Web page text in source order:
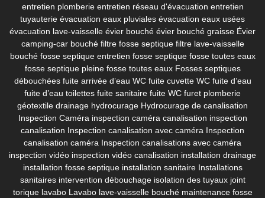
entretien plomberie entretien réseau d'évacuation entretien
tuyauterie évacuation eaux pluviales évacuation eaux usées
évacuation lave-vaisselle évier bouché évier bouché graisse Évier
camping-car bouché filtre fosse septique filtre lave-vaisselle
bouché fosse septique entretien fosse septique fosse toutes eaux
fosse septique pleine fosse toutes eaux Fosses septiques
débouchées fuite arrivée d’eau WC fuite cuvette WC fuite d’eau
fuite d’eau toilettes fuite sanitaire fuite WC furet plomberie
géotextile drainage hydrocurage Hydrocurage de canalisation
Inspection Caméra inspection caméra canalisation inspection
canalisation Inspection canalisation avec caméra Inspection
canalisation caméra Inspection canalisations avec caméra
inspection vidéo inspection vidéo canalisation installation drainage
installation fosse septique installation sanitaire Installations
sanitaires intervention débouchage isolation des tuyaux joint
torique lavabo Lavabo lave-vaisselle bouché maintenance fosse